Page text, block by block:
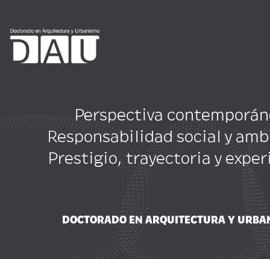
Perspectiva
Responsabilidad social y
Prestigio, trayectoria y
DOCTORADO EN ARQUITECTURA Y